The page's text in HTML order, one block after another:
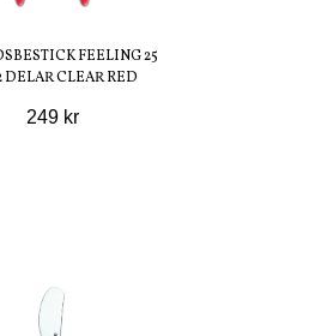
FEELING 25
DELAR CLEAR RED
249 kr